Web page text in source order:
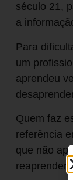
século 21,
a
Para
um
aprendeu
Quem faz
referência
que não